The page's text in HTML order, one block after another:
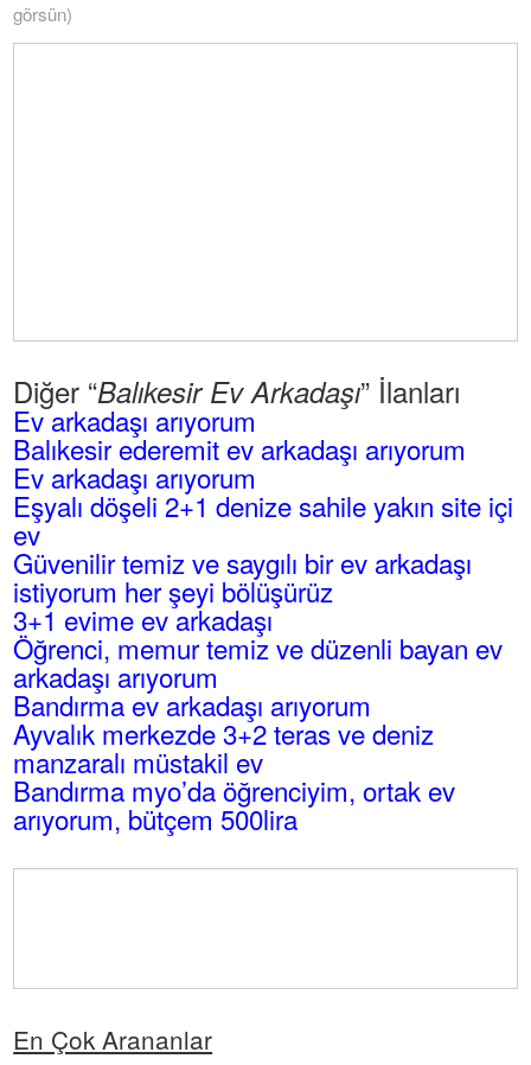
görsün)
Diğer “Balıkesir Ev Arkadaşı” İlanları
Ev arkadaşı arıyorum
Balıkesir ederemit ev arkadaşı arıyorum
Ev arkadaşı arıyorum
Eşyalı döşeli 2+1 denize sahile yakın site içi
ev
Güvenilir temiz ve saygılı bir ev arkadaşı
istiyorum her şeyi bölüşürüz
3+1 evime ev arkadaşı
Öğrenci, memur temiz ve düzenli bayan ev
arkadaşı arıyorum
Bandırma ev arkadaşı arıyorum
Ayvalık merkezde 3+2 teras ve deniz
manzaralı müstakil ev
Bandırma myo’da öğrenciyim, ortak ev
arıyorum, bütçem 500lira
En Çok Arananlar